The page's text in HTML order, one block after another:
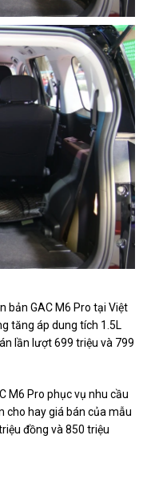
bản GAC M6 Pro tại Việt
tăng áp dung tích 1.5L
lần lượt 699 triệu và 799
M6 Pro phục vụ nhu cầu
cho hay giá bán của mẫu
đồng và 850 triệu